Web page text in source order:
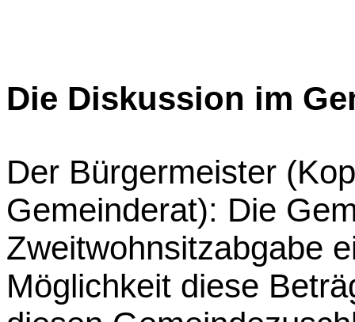
Die Diskussion im
Der Bürgermeister
Gemeinderat): Die
Zweitwohnsitzabgabe
Möglichkeit diese